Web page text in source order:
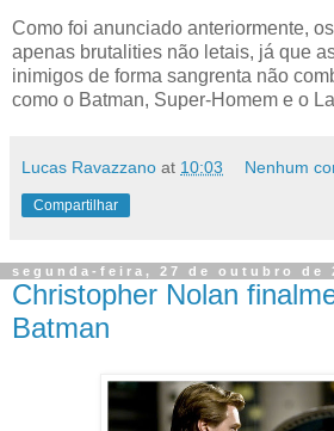
Como foi anunciado anteriormente,
apenas brutalities não letais, já que
inimigos de forma sangrenta não
como o Batman, Super-Homem e o
Lucas Ravazzano at 10:03 Nenhum
Compartilhar
segunda-feira, 27 de outubro de
Christopher Nolan
Batman